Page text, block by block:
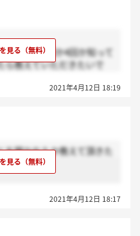
ついて3回か4回か知って
教えていただきたいで
くなってしまいました、、
2021年4月12日 18:19
を聞かれたか教えて頂きた
2021年4月12日 18:17